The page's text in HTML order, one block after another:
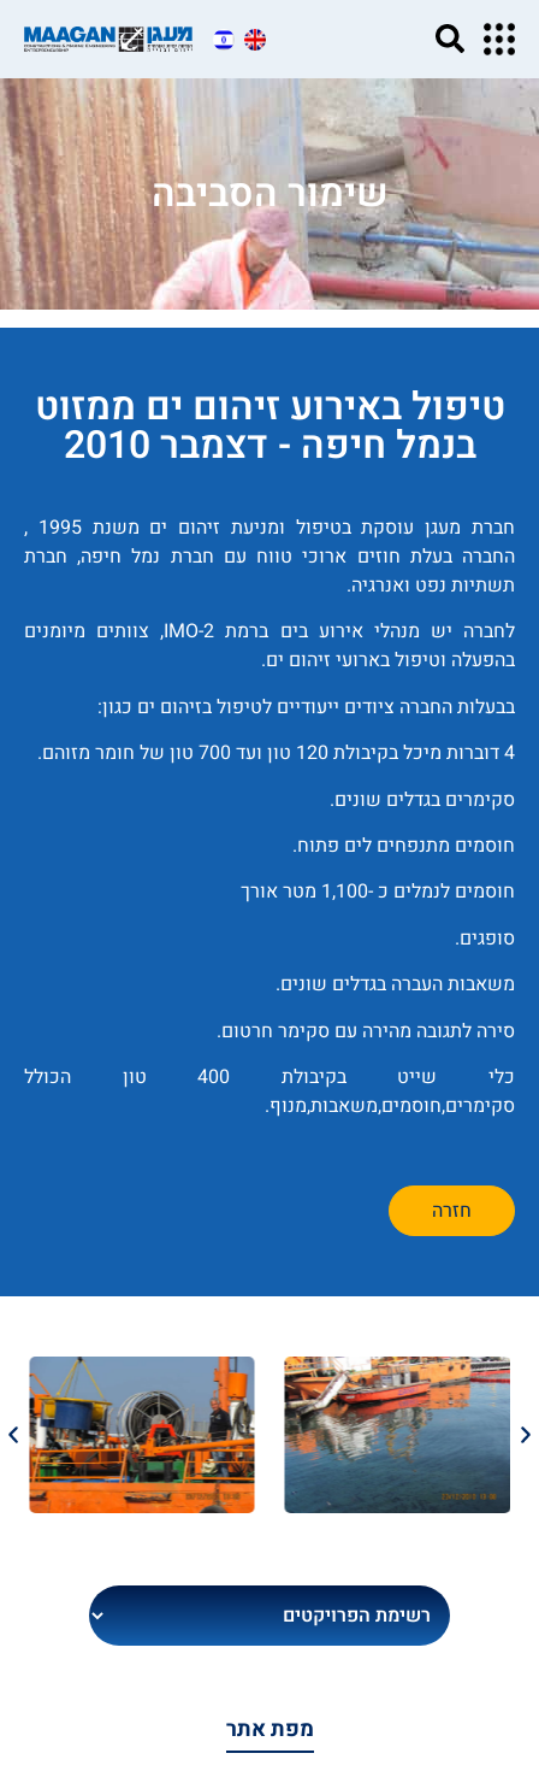
שימור הסביבה
טיפול באירוע זיהום ים ממזוט
בנמל חיפה - דצמבר 2010
חברת מעגן עוסקת בטיפול ומניעת זיהום ים משנת 1995 ,
החברה בעלת חוזים ארוכי טווח עם חברת נמל חיפה, חברת
תשתיות נפט ואנרגיה.
לחברה יש מנהלי אירוע בים ברמת 2-IMO, צוותים מיומנים
בהפעלה וטיפול בארועי זיהום ים.
בבעלות החברה ציודים ייעודיים לטיפול בזיהום ים כגון:
4 דוברות מיכל בקיבולת 120 טון ועד 700 טון של חומר מזוהם.
סקימרים בגדלים שונים.
חוסמים מתנפחים לים פתוח.
חוסמים לנמלים כ -1,100 מטר אורך
סופגים.
משאבות העברה בגדלים שונים.
סירה לתגובה מהירה עם סקימר חרטום.
כלי שייט בקיבולת 400 טון הכולל
סקימרים,חוסמים,משאבות,מנוף.
חזרה
מפת אתר